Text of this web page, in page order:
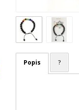
Popis ?